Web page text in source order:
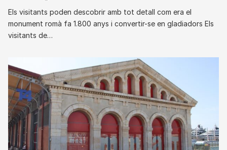
Els visitants poden descobrir amb tot detall com era el
monument romà fa 1.800 anys i convertir-se en gladiadors Els
visitants de…